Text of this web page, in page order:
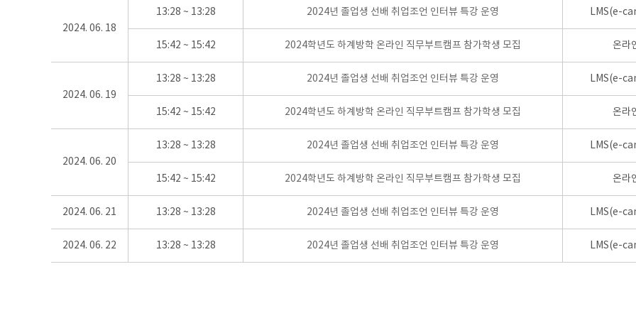
2024. 06. 18
13:28 ~ 13:28 2024년 졸업생 선배 취업조언 인터뷰 특강 운영 LMS(e-
15:42 ~ 15:42 2024학년도 하계방학 온라인 직무부트캠프 참가학생 모집 온라
2024. 06. 19
13:28 ~ 13:28 2024년 졸업생 선배 취업조언 인터뷰 특강 운영 LMS(e-
15:42 ~ 15:42 2024학년도 하계방학 온라인 직무부트캠프 참가학생 모집 온라
2024. 06. 20
13:28 ~ 13:28 2024년 졸업생 선배 취업조언 인터뷰 특강 운영 LMS(e-
15:42 ~ 15:42 2024학년도 하계방학 온라인 직무부트캠프 참가학생 모집 온라
2024. 06. 21 13:28 ~ 13:28 2024년 졸업생 선배 취업조언 인터뷰 특강 운영 LMS(e-
2024. 06. 22 13:28 ~ 13:28 2024년 졸업생 선배 취업조언 인터뷰 특강 운영 LMS(e-